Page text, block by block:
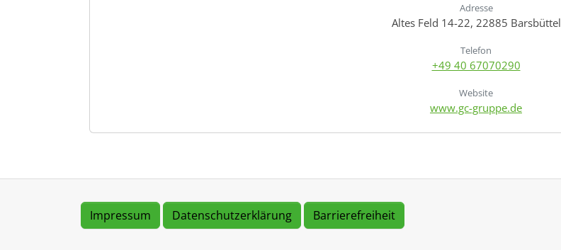
Adresse
Altes Feld 14-22, 22885 Barsbüttel
Telefon
+49 40 67070290
Website
www.gc-gruppe.de
Impressum Datenschutzerklärung Barrierefreiheit